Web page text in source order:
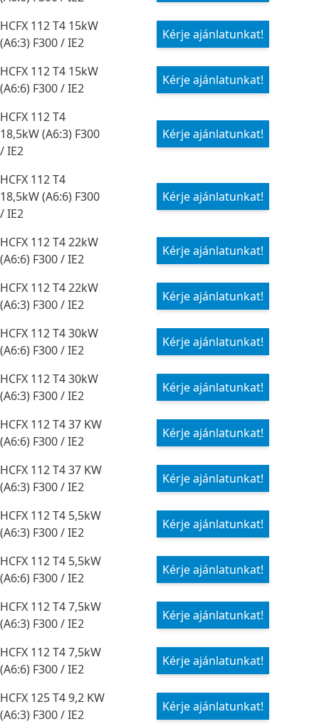
HCFX 112 T4 15kW
(A6:3) F300 / IE2
Kérje ajánlatunkat!
HCFX 112 T4 15kW
(A6:6) F300 / IE2
Kérje ajánlatunkat!
HCFX 112 T4
18,5kW (A6:3) F300
/ IE2
Kérje ajánlatunkat!
HCFX 112 T4
18,5kW (A6:6) F300
/ IE2
Kérje ajánlatunkat!
HCFX 112 T4 22kW
(A6:6) F300 / IE2
Kérje ajánlatunkat!
HCFX 112 T4 22kW
(A6:3) F300 / IE2
Kérje ajánlatunkat!
HCFX 112 T4 30kW
(A6:6) F300 / IE2
Kérje ajánlatunkat!
HCFX 112 T4 30kW
(A6:3) F300 / IE2
Kérje ajánlatunkat!
HCFX 112 T4 37 KW
(A6:6) F300 / IE2
Kérje ajánlatunkat!
HCFX 112 T4 37 KW
(A6:3) F300 / IE2
Kérje ajánlatunkat!
HCFX 112 T4 5,5kW
(A6:3) F300 / IE2
Kérje ajánlatunkat!
HCFX 112 T4 5,5kW
(A6:6) F300 / IE2
Kérje ajánlatunkat!
HCFX 112 T4 7,5kW
(A6:3) F300 / IE2
Kérje ajánlatunkat!
HCFX 112 T4 7,5kW
(A6:6) F300 / IE2
Kérje ajánlatunkat!
HCFX 125 T4 9,2 KW
(A6:3) F300 / IE2
Kérje ajánlatunkat!